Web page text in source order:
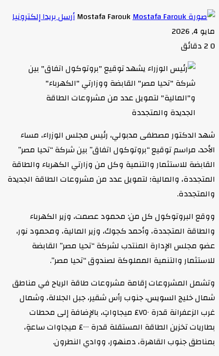
Mostafa Farouk أرسل بريدا إلكترونيا
مايو 4, 2026
0
شهد الدكتور مصطفى مدبولي، رئيس مجلس الوزراء، مساء
الأحد، مراسم توقيع “بروتوكول اتفاق” بين شركة “تحيا مصر”
القابضة للاستثمار والتنمية وكل من وزارتي الكهرباء والطاقة
المتجددة، والمالية؛ لتمويل عدد من مشروعات الطاقة الجديدة
والمتجددة.
ووقع البروتوكول كل من: محمود عصمت، وزير الكهرباء
والطاقة المتجددة، وأحمد كجوك، وزير المالية، ومحمود نور،
عضو مجلس الإدارة المنتدب لشركة “تحيا مصر” القابضة
للاستثمار والتنمية المملوكة لصندوق “تحيا مصر”.
وتشمل المشروعات إقامة مشروعات طاقة الرياح في مناطق
شمال خليج السويس، جنوب رأس شقير، جبل الجلالة، وشمال
غرب الزعفرانة قدرة ٤٧٥٠ ميجاواتٍ، بالإضافة إلى محطات
بطاريات تخزين الطاقة المستقلة قدرة ٤٠٠٠ ميجاوات ساعةٍ،
بمناطق جنوب القاهرة، دمنهور، ووادي النطرون.